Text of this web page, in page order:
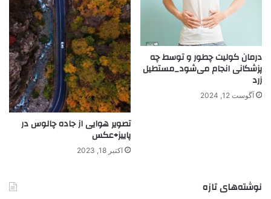
درمان کولیت چطور و توسط چه
پزشکانی انجام می‌شود_مستطیل
زرد
آگوست 12, 2024
تصویر هوایی از جاده چالوس در
پاییز+عکس
اکتبر 18, 2023
نوشته‌های تازه